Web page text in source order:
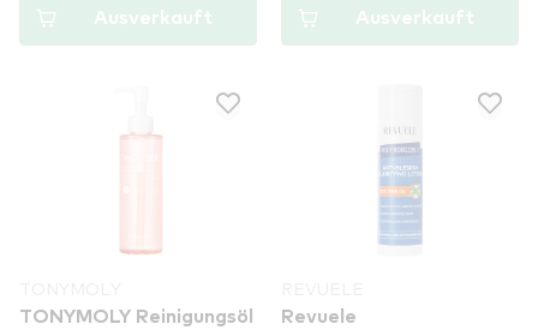
Ausverkauft Ausverkauft
TONYMOLY Reinigungsöl
Revuele